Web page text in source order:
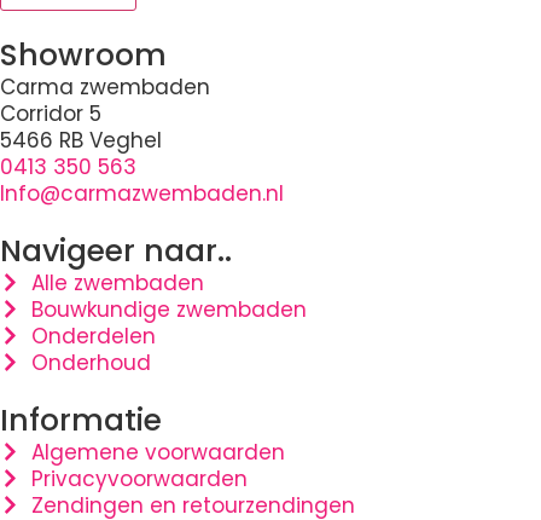
Showroom
Carma zwembaden
Corridor 5
5466 RB Veghel
0413 350 563
Info@carmazwembaden.nl
Navigeer naar..
Alle zwembaden
Bouwkundige zwembaden
Onderdelen
Onderhoud
Informatie
Algemene voorwaarden
Privacyvoorwaarden
Zendingen en retourzendingen